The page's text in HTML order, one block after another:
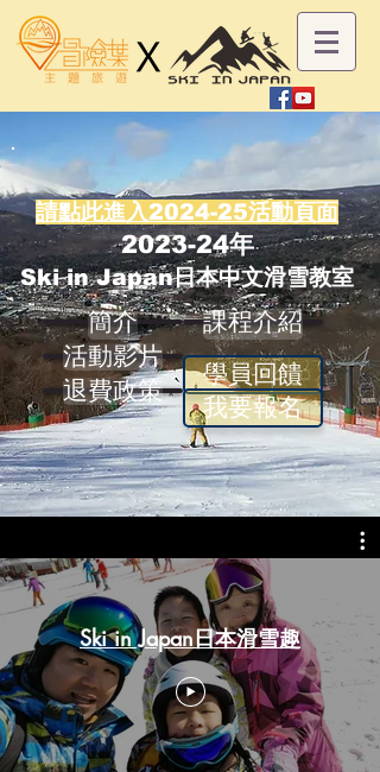
請點此進入2024-25活動頁面
2023-24年
Ski in Japan日本中文滑雪教室
簡介
課程介紹
活動影片
退費政策
學員回饋
我要報名
Ski in Japan日本滑雪趣